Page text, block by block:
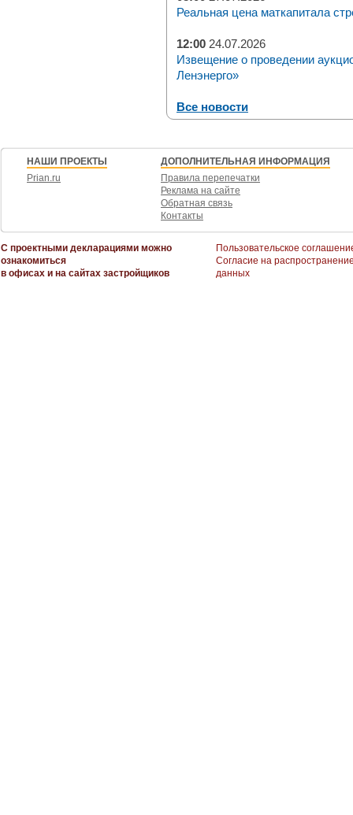
Реальная цена маткапитала
12:00 24.07.2026
Извещение о проведении
Ленэнерго»
Все новости
НАШИ ПРОЕКТЫ
Prian.ru
ДОПОЛНИТЕЛЬНАЯ ИНФОРМАЦИЯ
Правила перепечатки
Реклама на сайте
Обратная связь
Контакты
С проектными декларациями можно
ознакомиться
в офисах и на сайтах застройщиков
Пользовательское
Согласие на
данных